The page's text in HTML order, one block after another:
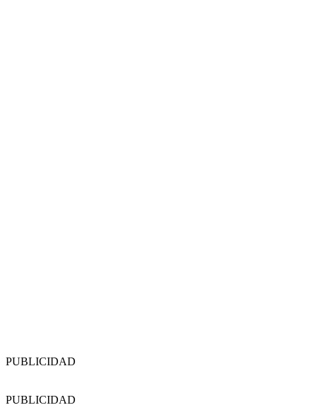
PUBLICIDAD
PUBLICIDAD